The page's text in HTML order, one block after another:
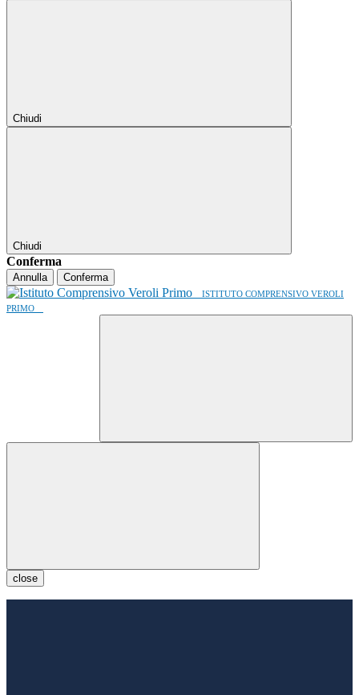
Chiudi
Chiudi
Conferma
Annulla Conferma
ISTITUTO COMPRENSIVO VEROLI
PRIMO
close